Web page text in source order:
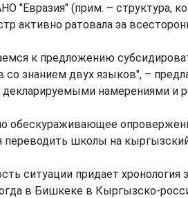
"Евразия" (прим. – структура,
активно ратовала за
к предложению
со знанием двух языков", –
намерениями и
обескураживающее
школы на
ситуации придает
в Бишкеке в Кыргызско-